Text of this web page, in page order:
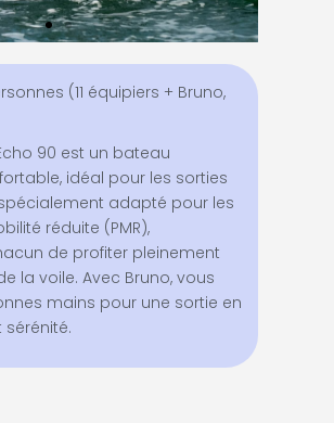
(11 équipiers + Bruno,
90 est un bateau
idéal pour les sorties
adapté pour les
réduite (PMR),
de profiter pleinement
la voile. Avec Bruno, vous
mains pour une sortie en